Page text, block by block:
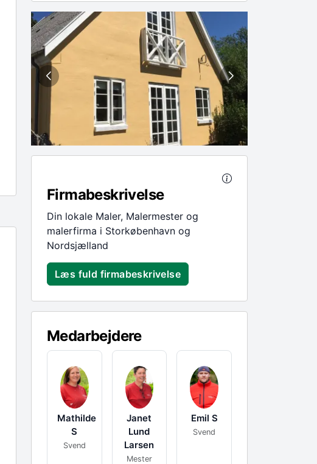
Firmabeskrivelse
Din lokale Maler, Malermester og
malerfirma i Storkøbenhavn og
Nordsjælland
Læs fuld firmabeskrivelse
Medarbejdere
Mathilde
S
Svend
Janet
Lund
Larsen
Mester
Emil S
Svend